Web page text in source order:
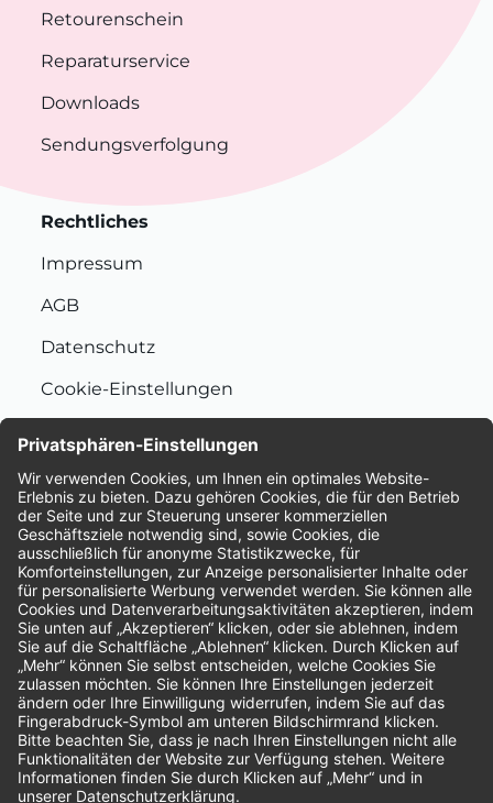
Retourenschein
Reparaturservice
Downloads
Sendungsverfolgung
Rechtliches
Impressum
AGB
Datenschutz
Cookie-Einstellungen
Bewertungen